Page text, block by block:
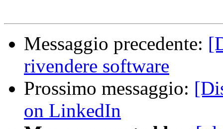
Messaggio precedente:
rivendere software
Prossimo messaggio:
on LinkedIn